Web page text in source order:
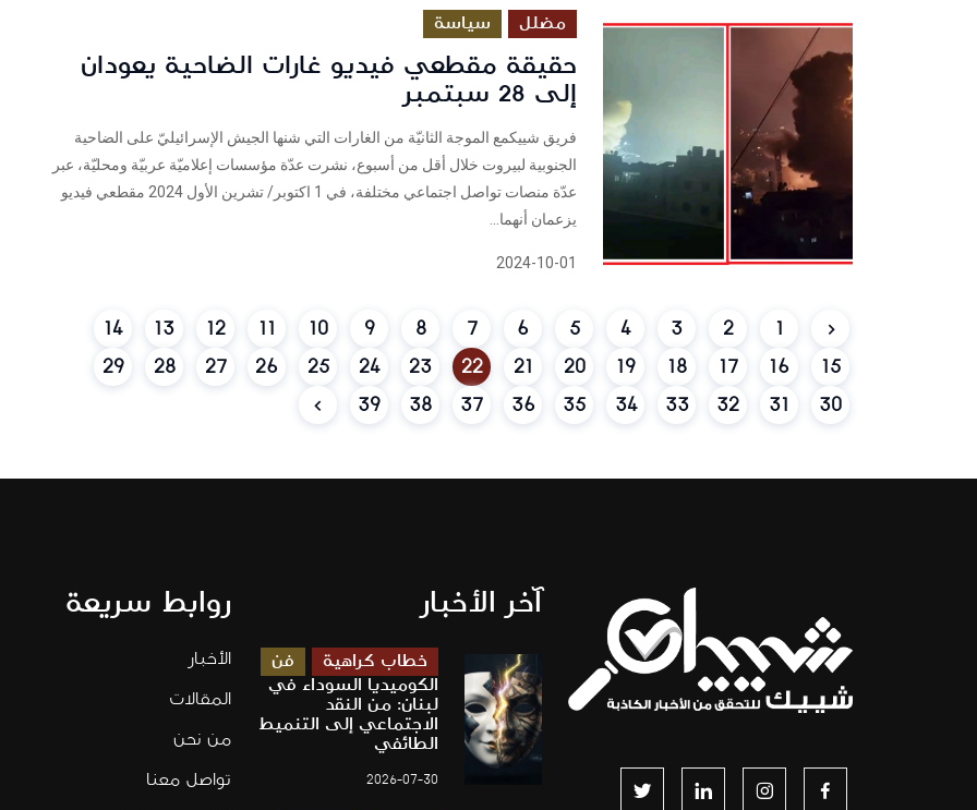
مضلل سياسة
حقيقة مقطعي فيديو غارات الضاحية يعودان
إلى 28 سبتمبر
فريق شييكمع الموجة الثانيّة من الغارات التي شنها الجيش الإسرائيليّ على الضاحية
الجنوبية لبيروت خلال أقل من أسبوع، نشرت عدّة مؤسسات إعلاميّة عربيّة ومحليّة، عبر
عدّة منصات تواصل اجتماعي مختلفة، في 1 اكتوبر/ تشرين الأول 2024 مقطعي فيديو
يزعمان أنهما...
2024-10-01
1
2
3
4
5
6
7
8
9
10
11
12
13
14
15
16
17
18
19
20
21
22
23
24
25
26
27
28
29
30
31
32
33
34
35
36
37
38
39
آخر الأخبار
خطاب كراهية
فن
الكوميديا السوداء في
لبنان: من النقد
الاجتماعي إلى التنميط
الطائفي
2026-07-30
روابط سريعة
الأخبار
المقالات
من نحن
تواصل معنا